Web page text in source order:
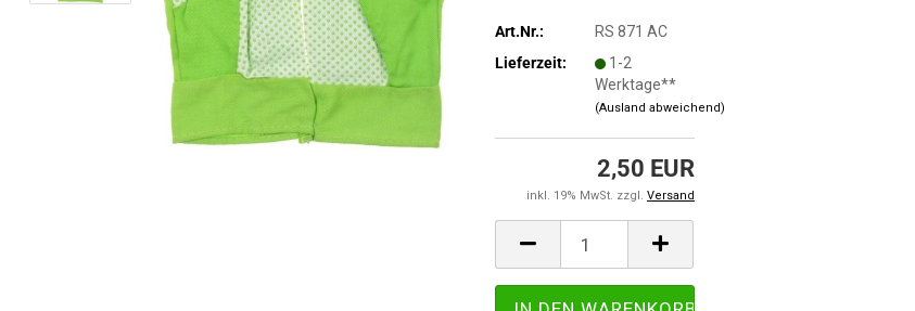
Art.Nr.:
RS 871 AC
Lieferzeit:
1-2
Werktage**
(Ausland abweichend)
2,50 EUR
inkl. 19% MwSt. zzgl. Versand